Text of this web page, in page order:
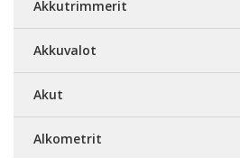
Akkutrimmerit
Akkuvalot
Akut
Alkometrit